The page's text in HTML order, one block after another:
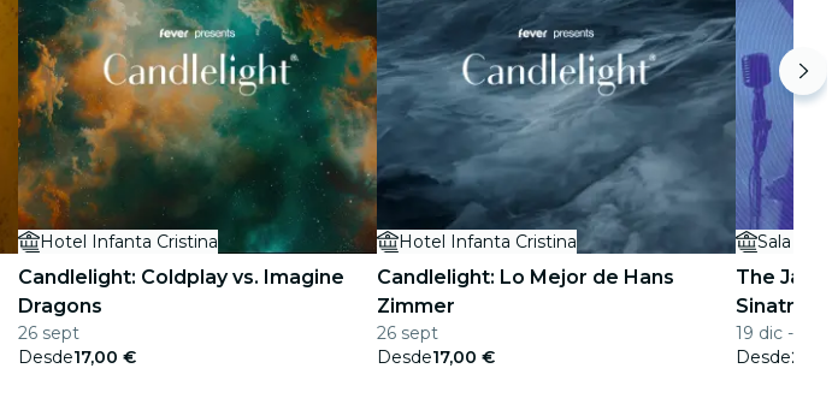
Hotel Infanta Cristina
Candlelight: Coldplay vs. Imagine
Dragons
26 sept
Desde17,00 €
Hotel Infanta Cristina
Candlelight: Lo Mejor de Hans
Zimmer
26 sept
Desde17,00 €
Sala
The Jazz
Sinatra y
19 dic - 13
Desde